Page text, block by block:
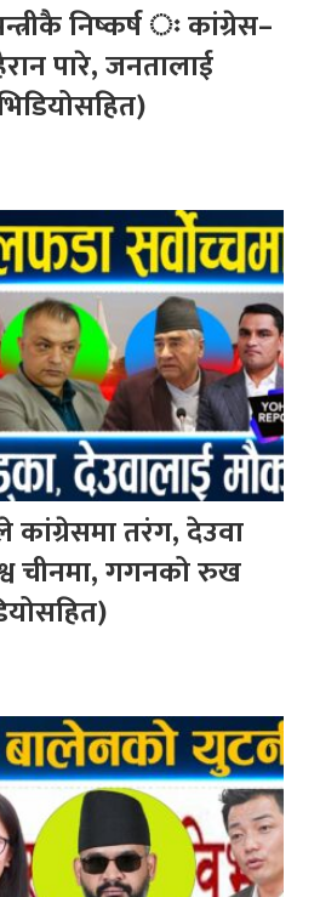
निष्कर्ष ः कांग्रेस–
पारे, जनतालाई
तरंग, देउवा
चीनमा, गगनको रुख